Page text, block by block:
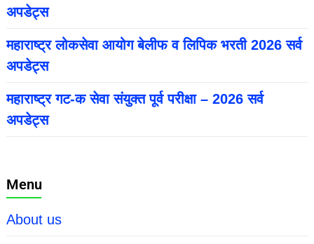
अपडेट्स
महाराष्ट्र लोकसेवा आयोग बेलीफ व लिपिक भरती 2026 सर्व
अपडेट्स
महाराष्ट्र गट-क सेवा संयुक्त पूर्व परीक्षा – 2026 सर्व
अपडेट्स
Menu
About us